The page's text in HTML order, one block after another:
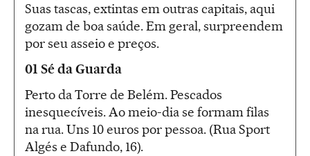
Suas tascas, extintas em outras capitais, aqui
gozam de boa saúde. Em geral, surpreendem
por seu asseio e preços.
01 Sé da Guarda
Perto da Torre de Belém. Pescados
inesquecíveis. Ao meio-dia se formam filas
na rua. Uns 10 euros por pessoa. (Rua Sport
Algés e Dafundo, 16).